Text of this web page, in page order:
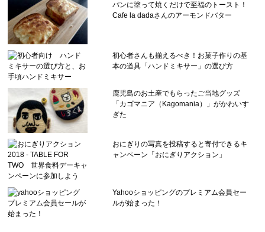
パンに塗って焼くだけで至福のトースト！
Cafe la dadaさんのアーモンドバター
初心者さんも揃えるべき！お菓子作りの基
本の道具「ハンドミキサー」の選び方
鹿児島のお土産でもらったご当地グッズ
「カゴマニア（Kagomania）」がかわいす
ぎた
おにぎりの写真を投稿すると寄付できるキ
ャンペーン「おにぎりアクション」
Yahooショッピングのプレミアム会員セー
ルが始まった！